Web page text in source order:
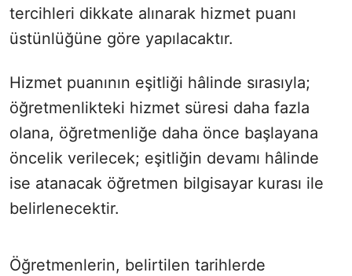
tercihleri dikkate alınarak hizmet puanı
üstünlüğüne göre yapılacaktır.
Hizmet puanının eşitliği hâlinde sırasıyla;
öğretmenlikteki hizmet süresi daha fazla
olana, öğretmenliğe daha önce başlayana
öncelik verilecek; eşitliğin devamı hâlinde
ise atanacak öğretmen bilgisayar kurası ile
belirlenecektir.
Öğretmenlerin, belirtilen tarihlerde